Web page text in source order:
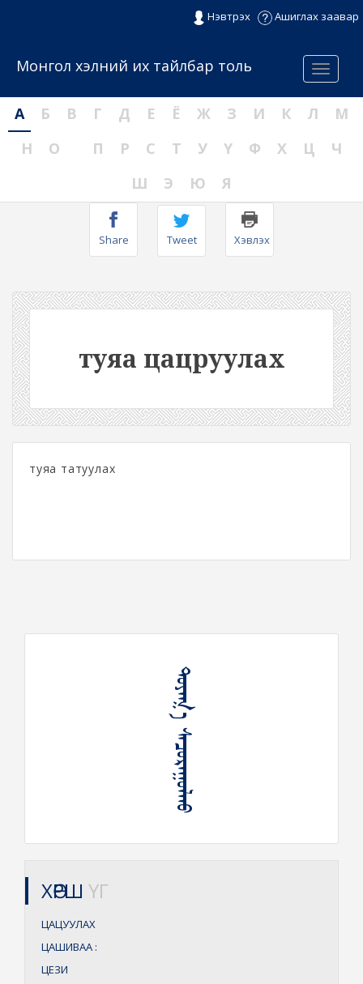
Нэвтрэх Ашиглах заавар
Menu
Монгол хэлний их тайлбар толь
А Б В Г Д Е Ё Ж З И К Л
М
Н
О П Р С Т У Ү Ф Х Ц
Ч
Ш
Э Ю Я
Share Tweet Хэвлэх
туяа цацруулах
туяа татуулах
ᠲᠤᠶᠠᠭ᠎ᠠ ᠰᠠᠴᠤᠷᠠᠭᠤᠯᠬᠤ
ХӨРШ ҮГ
ЦАЦУУЛАХ
ЦАШИВАА :
ЦЕЗИ